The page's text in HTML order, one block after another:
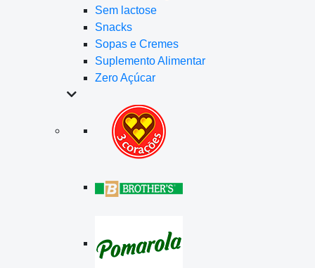
Sem lactose
Snacks
Sopas e Cremes
Suplemento Alimentar
Zero Açúcar